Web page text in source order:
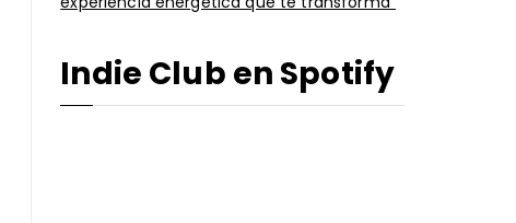
Indie Club en Spotify